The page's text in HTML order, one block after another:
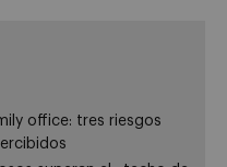
office: tres riesgos